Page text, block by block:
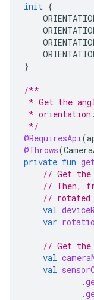
init {
}
/**
* Get the
* orientation.
*/
@RequiresApi(
@Throws(
private fun
// Get
// Then,
// rotated
val
var
// Get the
val
val
.
.